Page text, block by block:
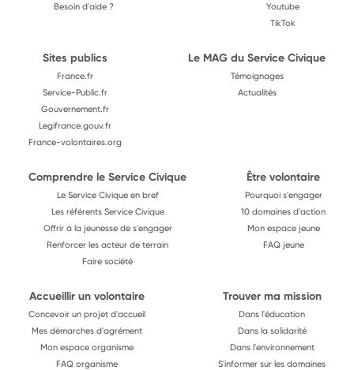
Besoin d'aide ?
Youtube
TikTok
Sites publics
France.fr
Service-Public.fr
Gouvernement.fr
Legifrance.gouv.fr
France-volontaires.org
Le MAG du Service Civique
Témoignages
Actualités
Comprendre le Service Civique
Le Service Civique en bref
Les référents Service Civique
Offrir à la jeunesse de s'engager
Renforcer les acteur de terrain
Faire société
Être volontaire
Pourquoi s'engager
10 domaines d'action
Mon espace jeune
FAQ jeune
Accueillir un volontaire
Concevoir un projet d'accueil
Mes démarches d'agrément
Mon espace organisme
FAQ organisme
Trouver ma mission
Dans l'éducation
Dans la solidarité
Dans l'environnement
S'informer sur les domaines